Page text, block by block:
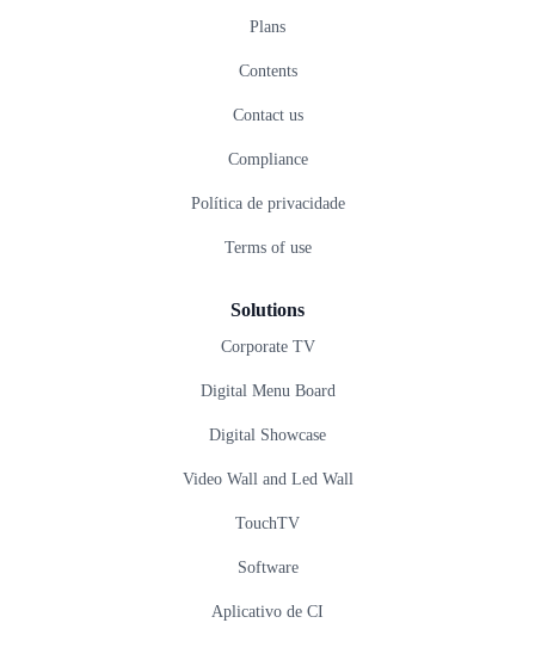
Plans
Contents
Contact us
Compliance
Política de privacidade
Terms of use
Solutions
Corporate TV
Digital Menu Board
Digital Showcase
Video Wall and Led Wall
TouchTV
Software
Aplicativo de CI